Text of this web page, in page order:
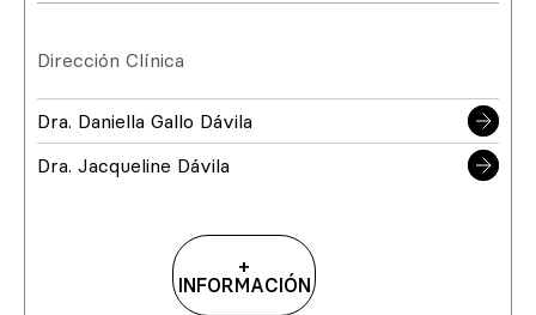
Dirección Clínica
Dra. Daniella Gallo Dávila
Dra. Jacqueline Dávila
+
INFORMACIÓN